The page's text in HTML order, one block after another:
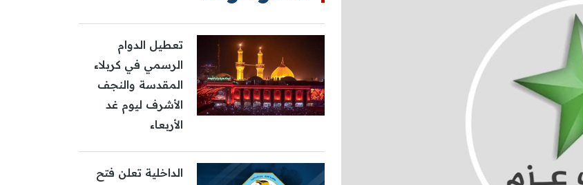
تعطيل الدوام
الرسمي في كربلاء
المقدسة والنجف
الأشرف ليوم غد
الأربعاء
الداخلية تعلن فتح